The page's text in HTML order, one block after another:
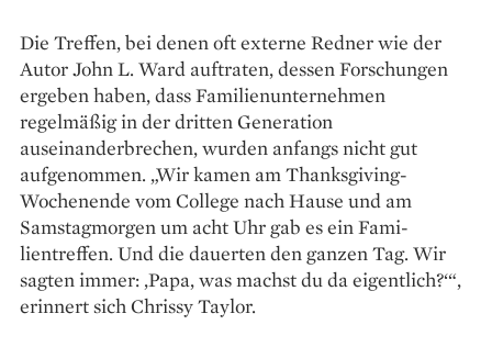
Die Treffen, bei denen oft externe ­Redner wie der
Autor John L. Ward auftraten, ­dessen Forschungen
ergeben haben, dass Familien­unternehmen
regelmäßig in der dritten Gene­ration
auseinanderbrechen, wurden anfangs nicht gut
aufgenommen. „Wir kamen am Thanksgiving-
Wochenende vom College nach Hause und am
Samstagmorgen um acht Uhr gab es ein Fa­mi­
lientreffen. Und die dauerten den ganzen Tag. Wir
sagten immer: ‚Papa, was machst du da eigentlich?‘“,
­erinnert sich Chrissy Taylor.